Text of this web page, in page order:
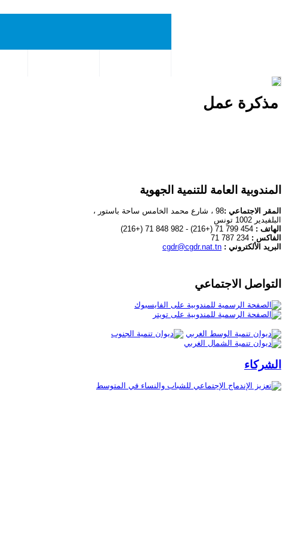
الجمهورية التونسية | وزارة الاقتصاد والتخطيط
مذكرة عمل
المندوبية العامة للتنمية الجهوية
المقر الاجتماعي :
98 ، شارع محمد الخامس ساحة باستور ،
البلفيدير 1002 تونس
الهاتف :
الفاكس :
البريد الألكتروني : cgdr@cgdr.nat.tn
التواصل الاجتماعي
الشركاء